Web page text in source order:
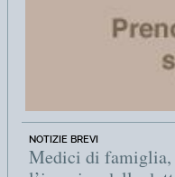
NOTIZIE BREVI
Medici di famiglia,